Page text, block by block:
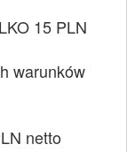
15 PLN
warunków
netto